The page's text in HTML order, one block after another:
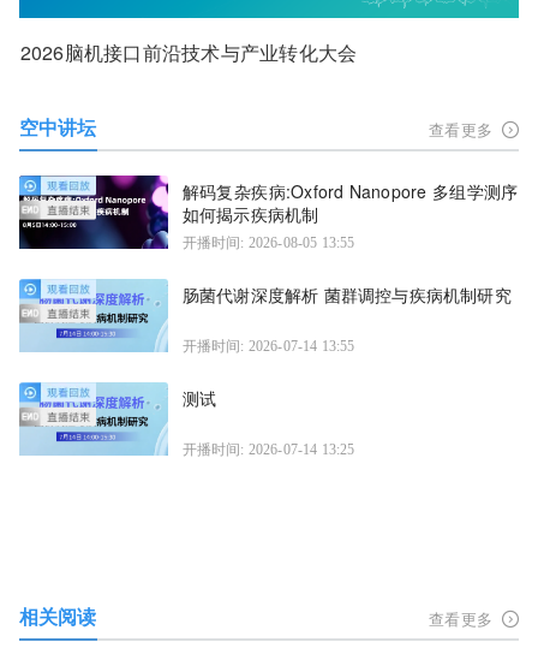
2026脑机接口前沿技术与产业转化大会
空中讲坛 查看更多
解码复杂疾病:Oxford Nanopore 多组学测序
如何揭示疾病机制
开播时间: 2026-08-05 13:55
肠菌代谢深度解析 菌群调控与疾病机制研究
开播时间: 2026-07-14 13:55
测试
开播时间: 2026-07-14 13:25
相关阅读 查看更多